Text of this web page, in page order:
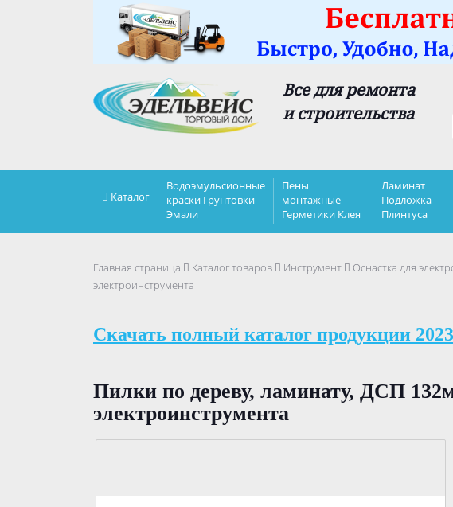
Все для ремонта
и строительства
Каталог
Водоэмульсионные
краски Грунтовки
Эмали
Пены
монтажные
Герметики Клея
Ламинат
Подложка
Плинтуса
Главная страница Каталог товаров Инструмент Оснастка для
электроинструмента
Скачать полный каталог продукции
Пилки по дереву, ламинату, ДСП
электроинструмента